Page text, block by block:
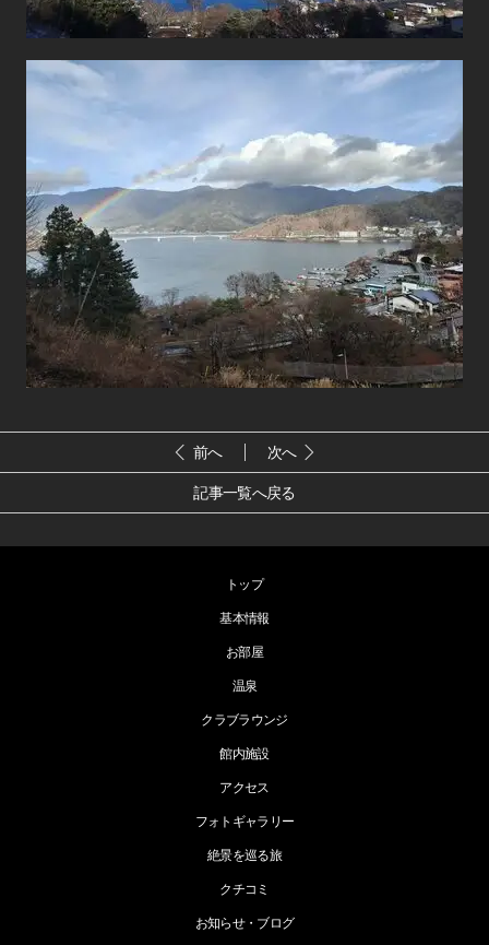
前へ 次へ
記事一覧へ戻る
トップ
基本情報
お部屋
温泉
クラブラウンジ
館内施設
アクセス
フォトギャラリー
絶景を巡る旅
クチコミ
お知らせ・ブログ